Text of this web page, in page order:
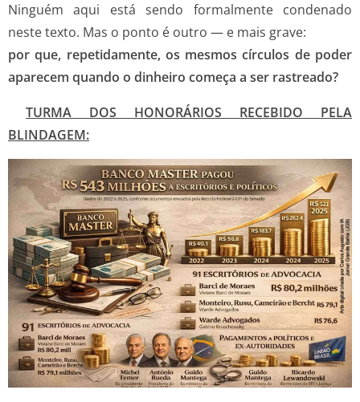
Ninguém aqui está sendo formalmente condenado
neste texto. Mas o ponto é outro — e mais grave:
por que, repetidamente, os mesmos círculos de poder
aparecem quando o dinheiro começa a ser rastreado?
TURMA DOS HONORÁRIOS RECEBIDO PELA
BLINDAGEM: